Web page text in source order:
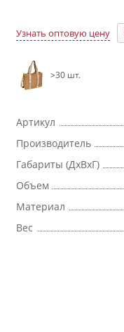
Узнать оптовую цену
>30 шт.
Артикул
Производитель
Габариты (ДхВхГ)
Объем
Материал
Вес